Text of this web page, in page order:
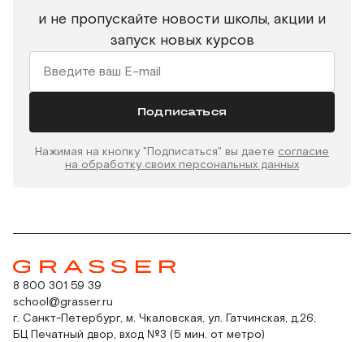
и не пропускайте новости школы, акции и
запуск новых курсов
Подписаться
Нажимая на кнопку "Подписаться" вы даете согласие
на обработку своих персональных данных
8 800 301 59 39
school@grasser.ru
г. Санкт-Петербург, м. Чкаловская, ул. Гатчинская, д.26,
БЦ Печатный двор, вход №3 (5 мин. от метро)